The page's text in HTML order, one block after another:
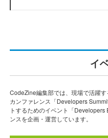
イ
CodeZine編集部では、現場で活躍
カンファレンス「Developers
トするためのイベント「
ンスを企画・運営しています。